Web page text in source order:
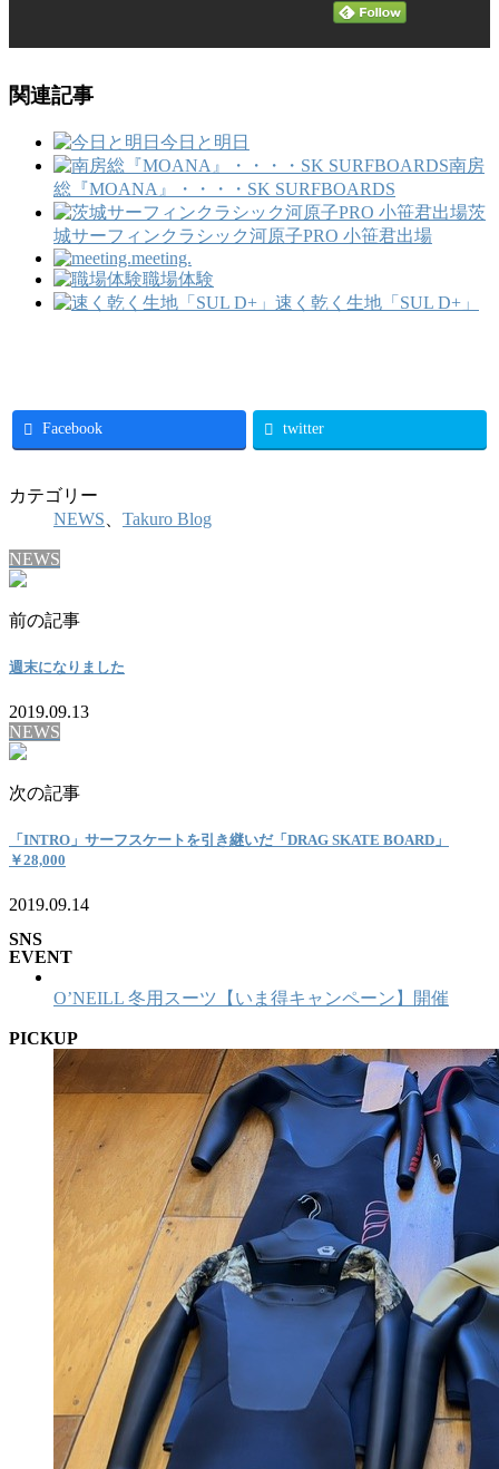
関連記事
今日と明日
南房
総『MOANA』・・・・SK SURFBOARDS
茨
城サーフィンクラシック河原子PRO 小笹君出場
meeting.
職場体験
速く乾く生地「SUL D+」
Facebook twitter
カテゴリー
NEWS
Takuro Blog
NEWS
前の記事
週末になりました
2019.09.13
NEWS
次の記事
「INTRO」サーフスケートを引き継いだ「DRAG SKATE BOARD」
￥28,000
2019.09.14
SNS
EVENT
O’NEILL 冬用スーツ【いま得キャンペーン】開催
PICKUP